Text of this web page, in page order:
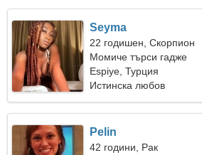
Seyma
22 годишен, Скорпион
Момиче търси гадже
Espiye, Турция
Истинска любов
Pelin
42 години, Рак